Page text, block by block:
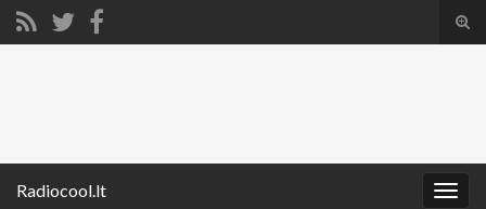
Radiocool.lt